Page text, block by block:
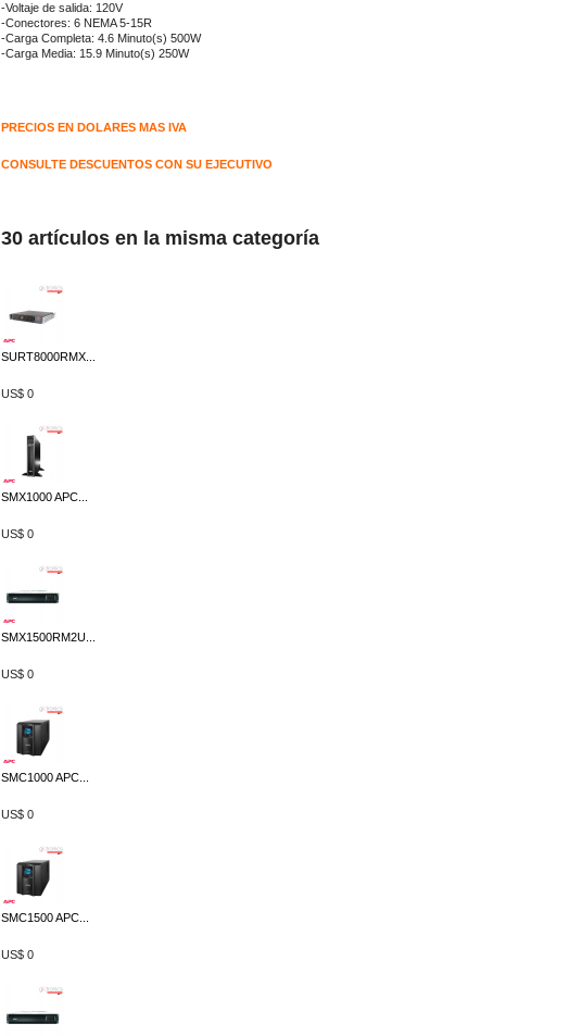
-Voltaje de salida: 120V
-Conectores: 6 NEMA 5-15R
-Carga Completa: 4.6 Minuto(s) 500W
-Carga Media: 15.9 Minuto(s) 250W
PRECIOS EN DOLARES MAS IVA
CONSULTE DESCUENTOS CON SU EJECUTIVO
30 artículos en la misma categoría
SURT8000RMX...
US$ 0
SMX1000 APC...
US$ 0
SMX1500RM2U...
US$ 0
SMC1000 APC...
US$ 0
SMC1500 APC...
US$ 0